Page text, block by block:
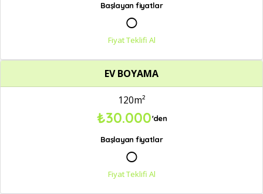
Başlayan fiyatlar
○
Fiyat Teklifi Al
EV BOYAMA
120m²
₺30.000'den
Başlayan fiyatlar
○
Fiyat Teklifi Al